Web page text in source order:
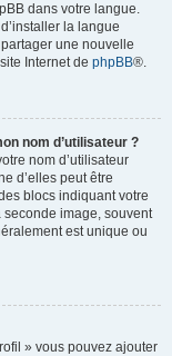
dans votre langue.
la langue
une nouvelle
Internet de phpBB®.
nom d’utilisateur ?
nom d’utilisateur
d’elles peut être
blocs indiquant votre
seconde image, souvent
est unique ou
» vous pouvez ajouter